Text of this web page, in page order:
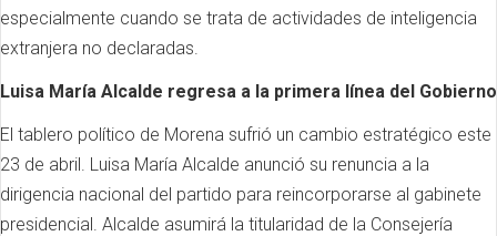
especialmente cuando se trata de actividades de inteligencia
extranjera no declaradas.
Luisa María Alcalde regresa a la primera línea del Gobierno
El tablero político de Morena sufrió un cambio estratégico este
23 de abril. Luisa María Alcalde anunció su renuncia a la
dirigencia nacional del partido para reincorporarse al gabinete
presidencial. Alcalde asumirá la titularidad de la Consejería